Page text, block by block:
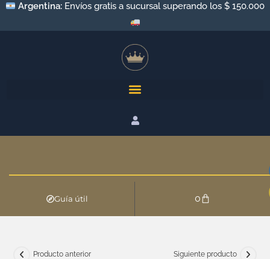
Argentina: Envíos gratis a sucursal superando los $ 150.000
Guía útil 0
Producto anterior Siguiente producto